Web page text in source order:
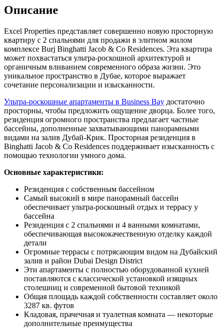
Описание
Excel Properties представляет совершенно новую просторную
квартиру с 2 спальнями для продажи в элитном жилом
комплексе Burj Binghatti Jacob & Co Residences. Эта квартира
может похвастаться ультра-роскошной архитектурой и
органичным вливанием современного образа жизни. Это
уникальное пространство в Дубае, которое выражает
сочетание персонализации и изысканности.
Ультра-роскошные апартаменты в Business Bay достаточно
просторны, чтобы предложить ощущение дворца. Более того,
резиденция огромного пространства предлагает частные
бассейны, дополненные захватывающими панорамными
видами на залив Дубай-Крик. Просторная резиденция в
Binghatti Jacob & Co Residences поддерживает изысканность с
помощью технологии умного дома.
Основные характеристики:
Резиденция с собственным бассейном
Самый высокий в мире панорамный бассейн
обеспечивает ультра-роскошный отдых и террасу у
бассейна
Резиденция с 2 спальнями и 4 ванными комнатами,
обеспечивающая высококачественную отделку каждой
детали
Огромные террасы с потрясающим видом на Дубайский
залив и район Dubai Design District
Эти апартаменты с полностью оборудованной кухней
поставляются с классической установкой изящных
столешниц и современной бытовой техникой
Общая площадь каждой собственности составляет около
3287 кв. футов
Кладовая, прачечная и туалетная комната — некоторые
дополнительные преимущества